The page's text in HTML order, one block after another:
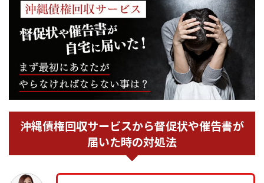
沖縄債権回収サービスから督促状や催告書が
届いた時の対処法